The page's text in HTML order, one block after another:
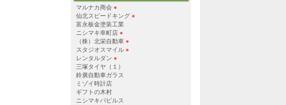
マルナカ商会 ●
仙北スピードキング ●
富永板金塗装工業
ニシマキ幸町店 ●
（株）北栄自動車 ●
スタジオスマイル ●
レンタルダン ●
三塚タイヤ（１）
鈴廣自動車ガラス
ミゾイ時計店
ギフトの木村
ニシマキパピルス